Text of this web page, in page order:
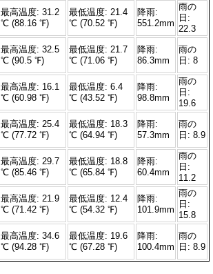
最高温度: 31.2
℃ (88.16 ℉)
最低温度: 21.4
℃ (70.52 ℉)
降雨:
551.2mm
雨の
日:
22.3
最高温度: 32.5
℃ (90.5 ℉)
最低温度: 21.7
℃ (71.06 ℉)
降雨:
86.3mm
雨の
日: 8
最高温度: 16.1
℃ (60.98 ℉)
最低温度: 6.4
℃ (43.52 ℉)
降雨:
98.8mm
雨の
日:
19.6
最高温度: 25.4
℃ (77.72 ℉)
最低温度: 18.3
℃ (64.94 ℉)
降雨:
57.3mm
雨の
日: 8.9
最高温度: 29.7
℃ (85.46 ℉)
最低温度: 18.8
℃ (65.84 ℉)
降雨:
60.4mm
雨の
日:
11.2
最高温度: 21.9
℃ (71.42 ℉)
最低温度: 12.4
℃ (54.32 ℉)
降雨:
101.9mm
雨の
日:
15.8
最高温度: 34.6
℃ (94.28 ℉)
最低温度: 19.6
℃ (67.28 ℉)
降雨:
100.4mm
雨の
日: 8.9